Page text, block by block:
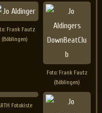
Frank Fautz
(Böblingen)
Foto: Frank Fautz
(Böblingen)
Fotokiste